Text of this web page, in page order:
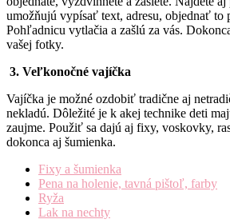
umožňujú vypísať text, adresu, objednať to
Pohľadnicu vytlačia a zašlú za vás.
vašej fotky.
3. Veľkonočné vajíčka
Vajíčka je možné ozdobiť tradične aj
nekladú. Dôležité je k akej technike deti
zaujme. Použiť sa dajú aj fixy, voskovky,
dokonca aj šumienka.
Fixy a šumienka
Pena na holenie, tavná pištoľ, farby
Ryža
Lak na nechty